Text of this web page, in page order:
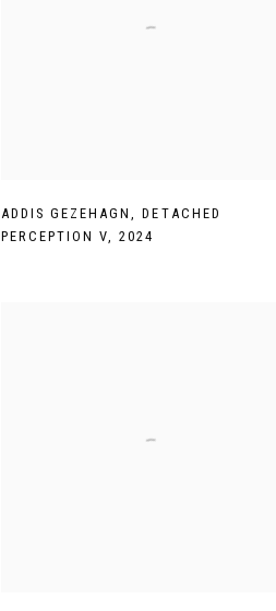
ADDIS GEZEHAGN,DETACHED
PERCEPTION V,2024